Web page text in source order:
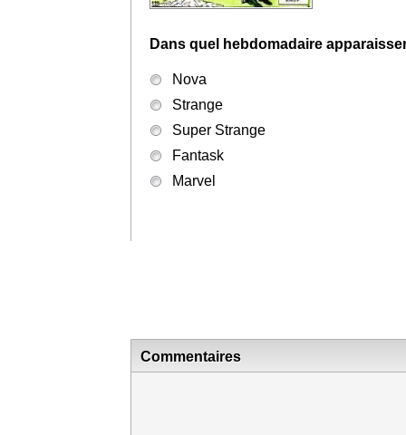
Dans quel hebdomadaire
Nova
Strange
Super Strange
Fantask
Marvel
Commentaires